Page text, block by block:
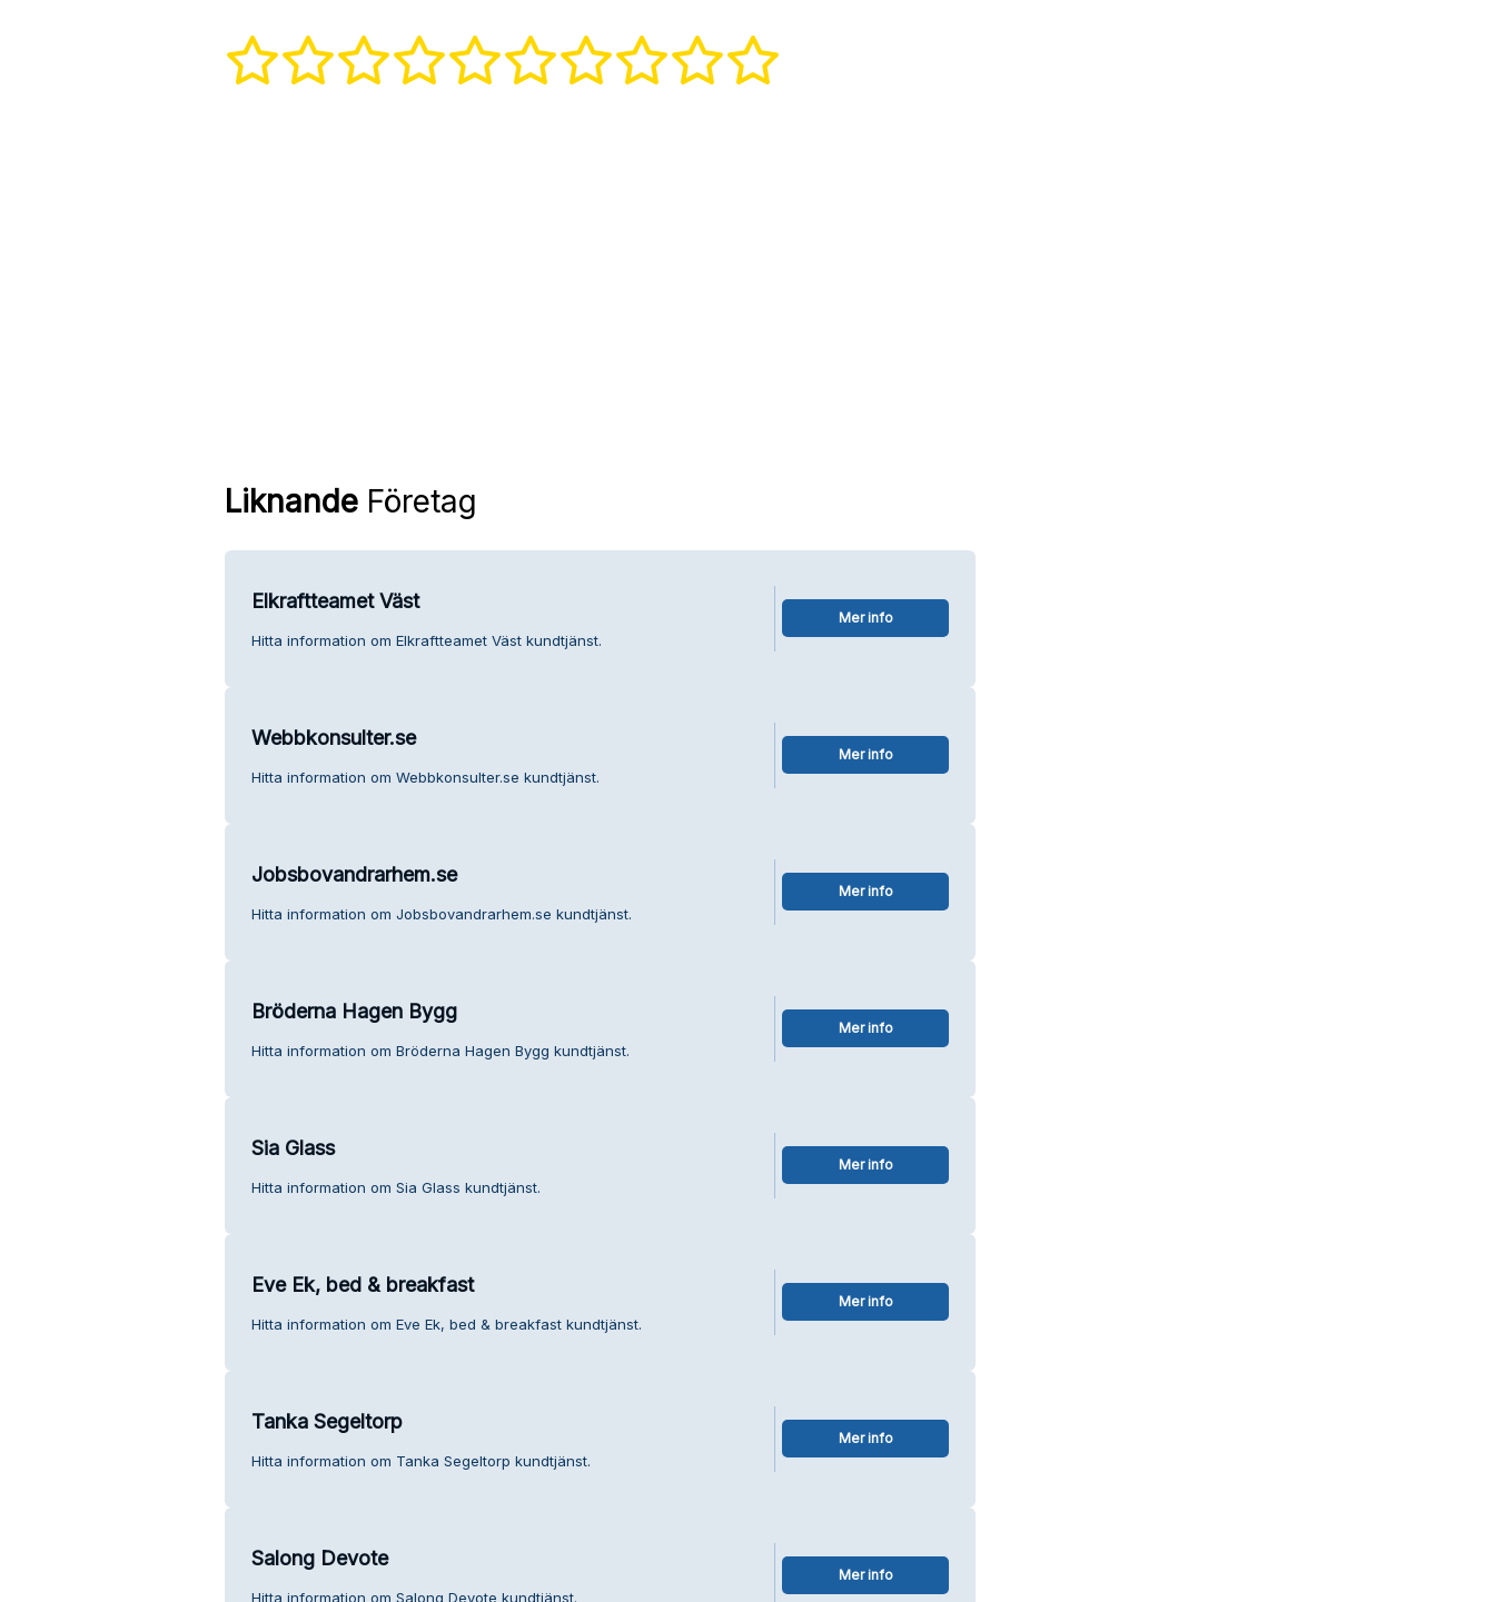
LiknandeFöretag
Elkraftteamet Väst
Hitta information om Elkraftteamet Väst kundtjänst.
Mer info
Webbkonsulter.se
Hitta information om Webbkonsulter.se kundtjänst.
Mer info
Jobsbovandrarhem.se
Hitta information om Jobsbovandrarhem.se kundtjänst.
Mer info
Bröderna Hagen Bygg
Hitta information om Bröderna Hagen Bygg kundtjänst.
Mer info
Sia Glass
Hitta information om Sia Glass kundtjänst.
Mer info
Eve Ek, bed & breakfast
Hitta information om Eve Ek, bed & breakfast kundtjänst.
Mer info
Tanka Segeltorp
Hitta information om Tanka Segeltorp kundtjänst.
Mer info
Salong Devote
Hitta information om Salong Devote kundtjänst.
Mer info